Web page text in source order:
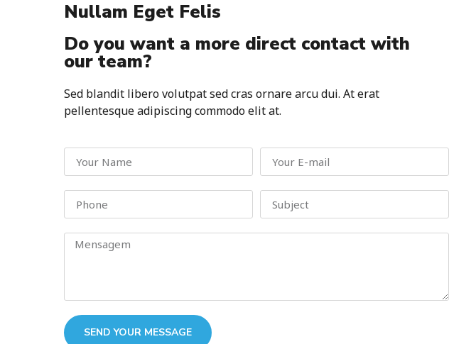
Nullam Eget Felis
Do you want a more direct contact with
our team?
Sed blandit libero volutpat sed cras ornare arcu dui. At erat
pellentesque adipiscing commodo elit at.
SEND YOUR MESSAGE